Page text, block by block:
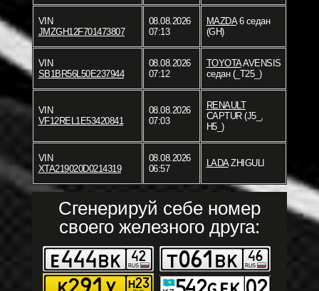
VIN
JMZGH12F701473807
08.08.2026
07:13
MAZDA6 седан
(GH)
VIN
SB1BR56L50E237944
08.08.2026
07:12
TOYOTAAVENSIS
седан (_T25_)
VIN
VF12REL1E53420841
08.08.2026
07:03
RENAULT
CAPTUR (J5_,
H5_)
VIN
XTA219020D0214319
08.08.2026
06:57
LADAZHIGULI
Сгенерируй себе номер
своего железного друга: